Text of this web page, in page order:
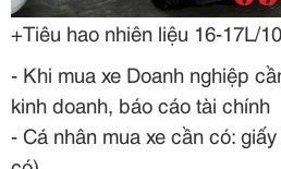
+Tiêu hao nhiên liệu 16-17L/
- Khi mua xe Doanh nghiệp
kinh doanh, báo cáo tài chính
- Cá nhân mua xe cần có: